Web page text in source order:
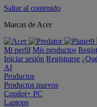
Saltar al contenido
Marcas de Acer
Mi perfil Mis productos
Iniciar sesión Registrarse
AI
Productos
Productos nuevos
Copilot+ PC
Laptops